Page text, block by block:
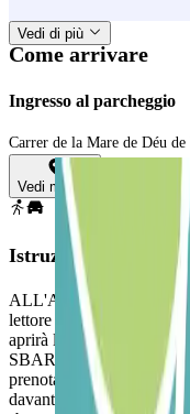
Vedi di più
Come arrivare
Ingresso al parcheggio
Carrer de la Mare de Déu
Vedi mappa
Istruzioni
ALL'ARRIVO: Entra nel
lettore di targhe
aprirà la sbarra.
SBARRA NON SI
prenotazione nel lettore
davanti alla sbarra. Il